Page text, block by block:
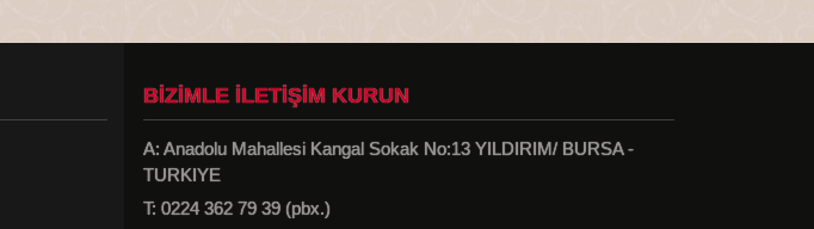
BİZİMLE İLETİŞİM KURUN
A: Anadolu Mahallesi Kangal Sokak No:13 YILDIRIM/ BURSA -
TURKIYE
T: 0224 362 79 39 (pbx.)